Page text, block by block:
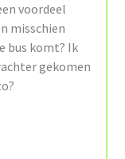
voordeel
misschien
bus komt? Ik
gekomen